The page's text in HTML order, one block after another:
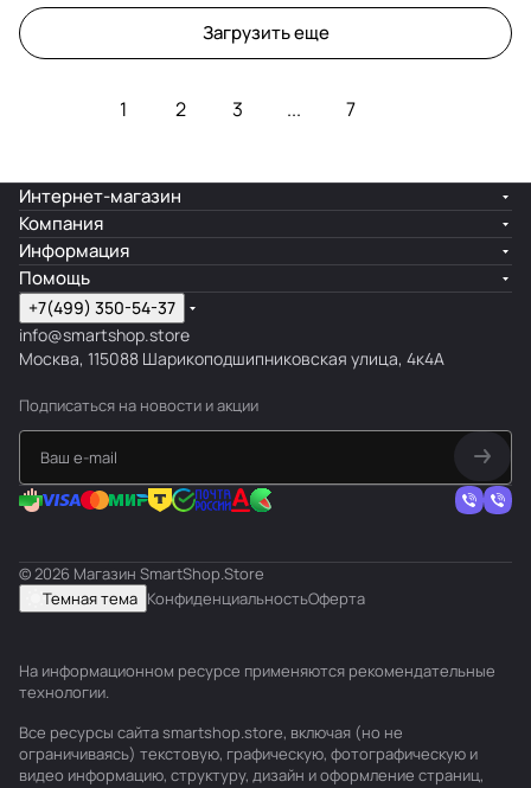
Загрузить еще
1 2 3 ... 7
Интернет-магазин
Компания
Информация
Помощь
+7(499) 350-54-37
info@smartshop.store
Москва, 115088 Шарикоподшипниковская улица, 4к4А
Подписаться на новости и акции
© 2026 Магазин SmartShop.Store
Темная тема КонфиденциальностьОферта
На информационном ресурсе применяются рекомендательные
технологии.
Все ресурсы сайта smartshop.store, включая (но не
ограничиваясь) текстовую, графическую, фотографическую и
видео информацию, структуру, дизайн и оформление страниц,